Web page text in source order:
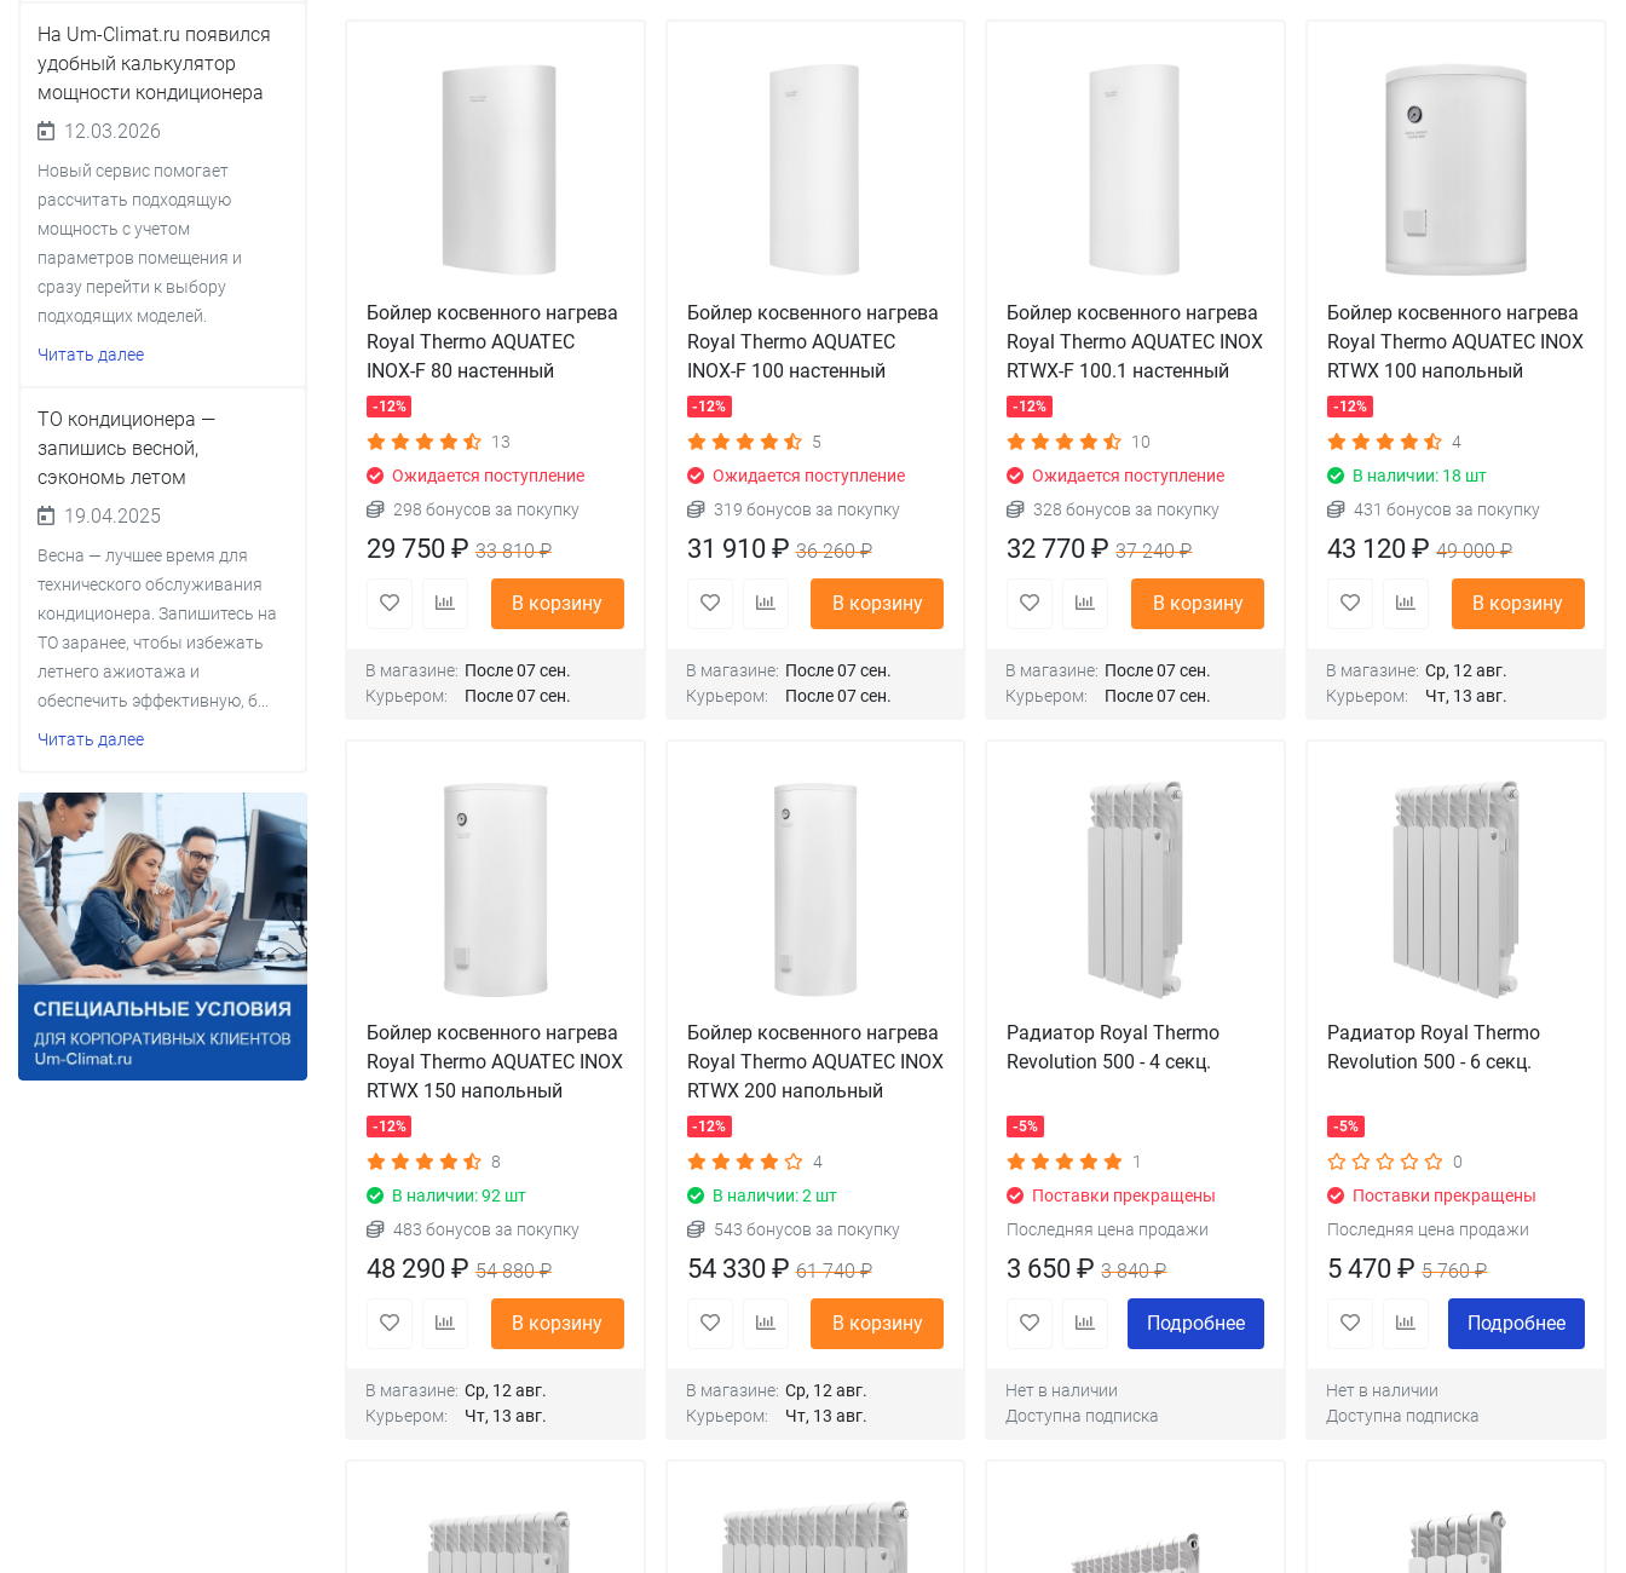
На Um-Climat.ru появился
удобный калькулятор
мощности кондиционера
12.03.2026
Новый сервис помогает
рассчитать подходящую
мощность с учетом
параметров помещения и
сразу перейти к выбору
подходящих моделей.
Читать далее
ТО кондиционера —
запишись весной,
сэкономь летом
19.04.2025
Весна — лучшее время для
технического обслуживания
кондиционера. Запишитесь на
ТО заранее, чтобы избежать
летнего ажиотажа и
обеспечить эффективную, б...
Читать далее
Бойлер косвенного нагрева
Royal Thermo AQUATEC
INOX-F 80 настенный
-12%
13
Ожидается поступление
298 бонусов за покупку
29 750 ₽33 810 ₽
В корзину
В магазине: После 07 сен.
Курьером:
После 07 сен.
Бойлер косвенного нагрева
Royal Thermo AQUATEC
INOX-F 100 настенный
-12%
5
Ожидается поступление
319 бонусов за покупку
31 910 ₽36 260 ₽
В корзину
В магазине: После 07 сен.
Курьером:
После 07 сен.
Бойлер косвенного нагрева
Royal Thermo AQUATEC INOX
RTWX-F 100.1 настенный
-12%
10
Ожидается поступление
328 бонусов за покупку
32 770 ₽37 240 ₽
В корзину
В магазине: После 07 сен.
Курьером:
После 07 сен.
Бойлер косвенного нагрева
Royal Thermo AQUATEC INOX
RTWX 100 напольный
-12%
4
В наличии: 18 шт
431 бонусов за покупку
43 120 ₽49 000 ₽
В корзину
В магазине: Ср, 12 авг.
Курьером:
Чт, 13 авг.
Бойлер косвенного нагрева
Royal Thermo AQUATEC INOX
RTWX 150 напольный
-12%
8
В наличии: 92 шт
483 бонусов за покупку
48 290 ₽54 880 ₽
В корзину
В магазине: Ср, 12 авг.
Курьером:
Чт, 13 авг.
Бойлер косвенного нагрева
Royal Thermo AQUATEC INOX
RTWX 200 напольный
-12%
4
В наличии: 2 шт
543 бонусов за покупку
54 330 ₽61 740 ₽
В корзину
В магазине: Ср, 12 авг.
Курьером:
Чт, 13 авг.
Радиатор Royal Thermo
Revolution 500 - 4 секц.
-5%
1
Поставки прекращены
Последняя цена продажи
3 650 ₽3 840 ₽
Подробнее
Нет в наличии
Доступна подписка
Радиатор Royal Thermo
Revolution 500 - 6 секц.
-5%
0
Поставки прекращены
Последняя цена продажи
5 470 ₽5 760 ₽
Подробнее
Нет в наличии
Доступна подписка